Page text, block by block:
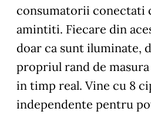
consumatorii conectati
amintiti. Fiecare din
doar ca sunt iluminate,
propriul rand de
in timp real. Vine cu 8
independente pentru